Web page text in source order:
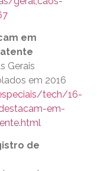
em
Gerais
em 2016
tech/16-
em-
de